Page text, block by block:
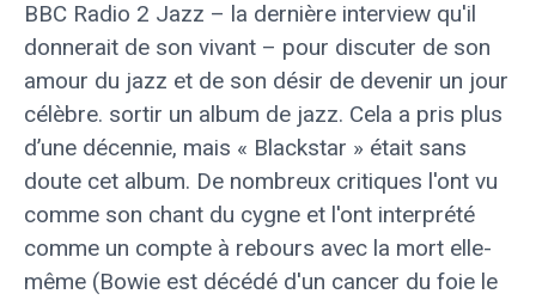
BBC Radio 2 Jazz – la dernière interview qu'il
donnerait de son vivant – pour discuter de son
amour du jazz et de son désir de devenir un jour
célèbre. sortir un album de jazz. Cela a pris plus
d’une décennie, mais « Blackstar » était sans
doute cet album. De nombreux critiques l'ont vu
comme son chant du cygne et l'ont interprété
comme un compte à rebours avec la mort elle-
même (Bowie est décédé d'un cancer du foie le